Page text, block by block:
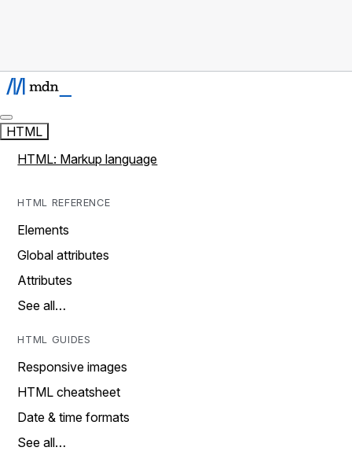
HTML
HTML: Markup language
HTML REFERENCE
Elements
Global attributes
Attributes
See all…
HTML GUIDES
Responsive images
HTML cheatsheet
Date & time formats
See all…